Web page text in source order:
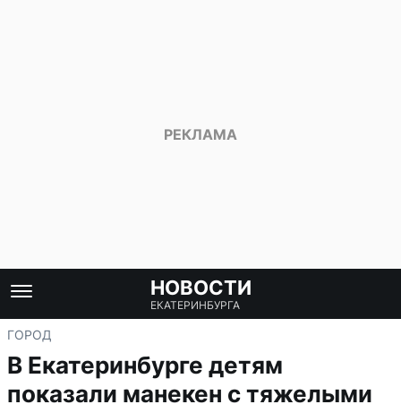
НОВОСТИ
ЕКАТЕРИНБУРГА
ГОРОД
В Екатеринбурге детям
показали манекен с тяжелыми